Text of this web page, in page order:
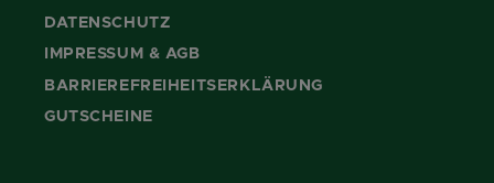
DATENSCHUTZ
IMPRESSUM & AGB
BARRIEREFREIHEITSERKLÄRUNG
GUTSCHEINE